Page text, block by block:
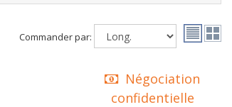
Commander par:
Négociation
confidentielle